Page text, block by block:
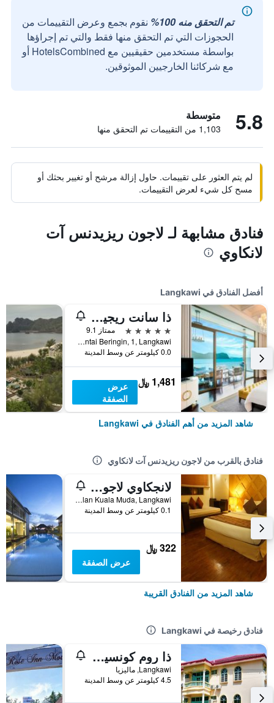
تم التحقق منه 100%
نقوم بجمع وعرض التقييمات من
الحجوزات التي تم التحقق منها فقط والتي تم إجراؤها
بواسطة مستخدمين حقيقيين مع HotelsCombined أو
مع شركائنا الخارجيين الموثوقين.
5.8 متوسطة
1,103 من التقييمات تم التحقق منها
لم يتم العثور على تقييمات. حاول إزالة مرشح أو تغيير بحثك أو
مسح كل شيء لعرض التقييمات.
فنادق مشابهة لـ لاجون ريزيدنس آت
لانكاوي
أفضل الفنادق في Langkawi
ذا سانت ريجيس لانكاوي
5 نجوم
ممتاز 9.1
Jalan Pantai Beringin, 1, Langkawi, ماليزيا
0.0 كيلومتر عن وسط المدينة
1,481 ﷼
عرض
الصفقة
شاهد المزيد من أهم الفنادق في Langkawi
فنادق بالقرب من لاجون ريزيدنس آت لانكاوي
لانجكاوي لاجون ريزورت برايفت يونيت
Jalan Kuala Muda, Langkawi, ماليزيا
0.1 كيلومتر عن وسط المدينة
322 ﷼
عرض الصفقة
شاهد المزيد من الفنادق القريبة
فنادق رخيصة في Langkawi
ذا روم كونسيبت هومستاي
Langkawi, ماليزيا
4.5 كيلومتر عن وسط المدينة